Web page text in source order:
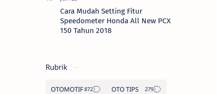
Cara Mudah Setting Fitur
Speedometer Honda All New PCX
150 Tahun 2018
Rubrik
OTOMOTIF OTO TIPS